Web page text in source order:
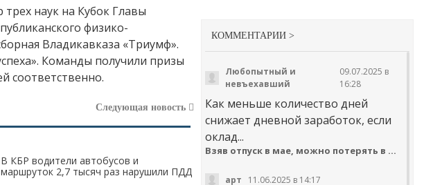
наук на Кубок Главы
физико-
Владикавказа «Триумф».
Команды получили призы
соответственно.
Следующая новость
В КБР водители автобусов и
маршруток 2,7 тысяч раз нарушили ПДД
КОММЕНТАРИИ >
Любопытный и
невъехавший
09.07.2025 в
16:28
Как меньше количество дней
снижает дневной заработок, если
оклад...
Взяв отпуск в мае, можно потерять в деньгах
арт 11.06.2025 в 14:17